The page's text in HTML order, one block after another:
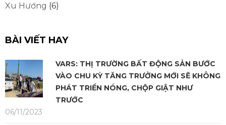
Xu Hướng (6)
BÀI VIẾT HAY
VARS: THỊ TRƯỜNG BẤT ĐỘNG SẢN BƯỚC
VÀO CHU KỲ TĂNG TRƯỞNG MỚI SẼ KHÔNG
PHÁT TRIỂN NÓNG, CHỘP GIẬT NHƯ
TRƯỚC
06/11/2023